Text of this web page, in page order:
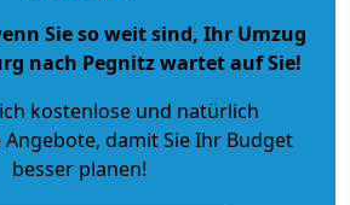
Sie so weit sind, Ihr Umzug
nach Pegnitz wartet auf Sie!
kostenlose und natürlich
, damit Sie Ihr Budget
besser planen!